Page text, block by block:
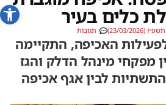
פתח כלים בעיר
(23/03/2026) תגובות
האכיפה, התקיימה
מפקחי מינהל הדלק והגז
לבין אגף אכיפה